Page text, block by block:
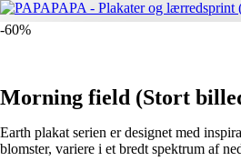
-60%
Morning field (Stort
Earth plakat serien er designet med
blomster, variere i et bredt spektrum af